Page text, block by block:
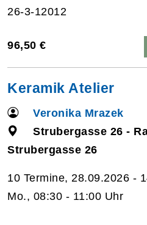
26-3-12012
96,50 €
Keramik Atelier
Veronika Mrazek
Strubergasse 26 -
Strubergasse 26
10 Termine, 28.09.2026 -
Mo., 08:30 - 11:00 Uhr